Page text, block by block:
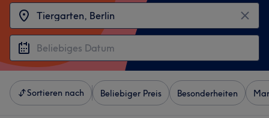
Sortieren nach Beliebiger Preis Besonderheiten